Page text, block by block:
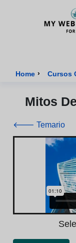
Home ›
Mitos
🡐 Temario